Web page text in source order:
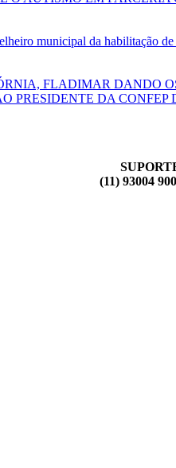
municipal da habilitação de
FLADIMAR DANDO
PRESIDENTE DA
(11) 93004